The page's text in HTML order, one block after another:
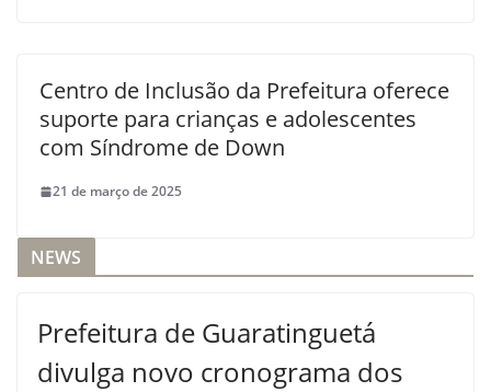
Centro de Inclusão da Prefeitura oferece
suporte para crianças e adolescentes
com Síndrome de Down
21 de março de 2025
NEWS
Prefeitura de Guaratinguetá
divulga novo cronograma dos